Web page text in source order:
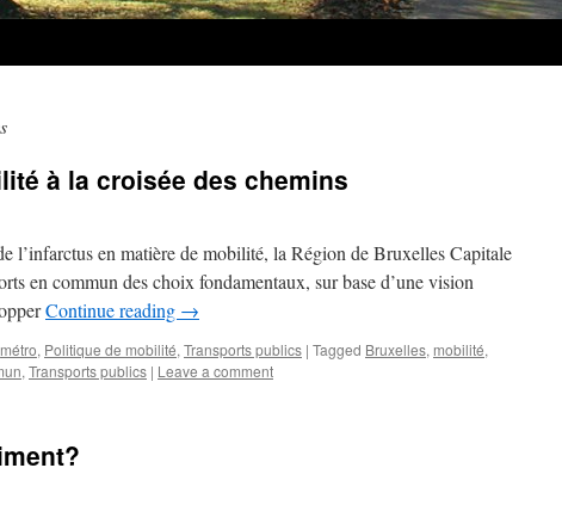
à la croisée des chemins
l’infarctus en matière de mobilité, la Région de Bruxelles Capitale
en commun des choix fondamentaux, sur base d’une vision
Continue reading →
métro, Politique de mobilité, Transports publics | Tagged Bruxelles, mobilité,
, Transports publics | Leave a comment